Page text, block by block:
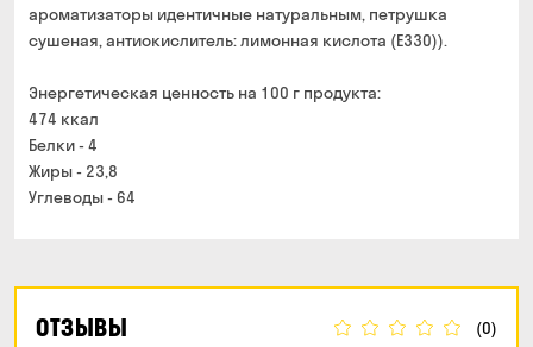
ароматизаторы идентичные натуральным, петрушка
сушеная, антиокислитель: лимонная кислота (Е330)).
Энергетическая ценность на 100 г продукта:
474 ккал
Белки - 4
Жиры - 23,8
Углеводы - 64
ОТЗЫВЫ (0)